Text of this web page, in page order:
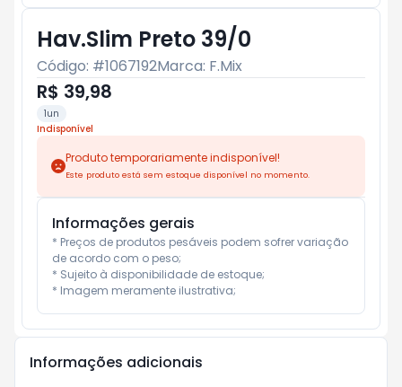
Hav.Slim Preto 39/0
Código: #1067192Marca: F.Mix
R$ 39,98
1un
Indisponível
Produto temporariamente indisponível!
Este produto está sem estoque disponível no momento.
Informações gerais
* Preços de produtos pesáveis podem sofrer variação
de acordo com o peso;
* Sujeito à disponibilidade de estoque;
* Imagem meramente ilustrativa;
Informações adicionais